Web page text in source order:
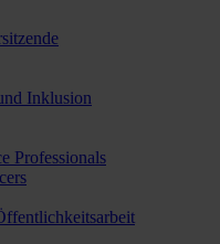
Inklusion
Professionals